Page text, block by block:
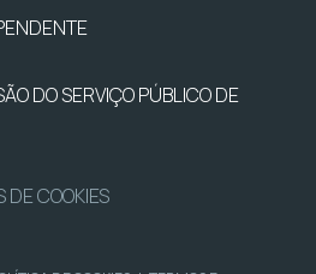
DO SERVIÇO PÚBLICO DE
DE COOKIES